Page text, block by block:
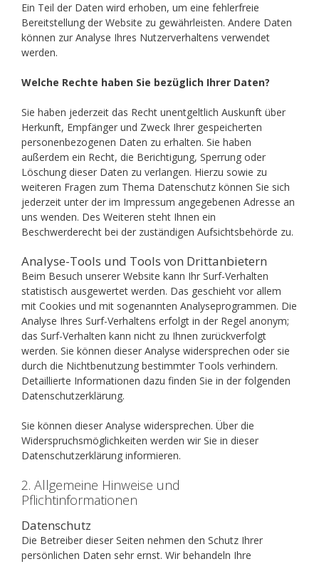
Ein Teil der Daten wird erhoben, um eine fehlerfreie
Bereitstellung der Website zu gewährleisten. Andere Daten
können zur Analyse Ihres Nutzerverhaltens verwendet
werden.
Welche Rechte haben Sie bezüglich Ihrer Daten?
Sie haben jederzeit das Recht unentgeltlich Auskunft über
Herkunft, Empfänger und Zweck Ihrer gespeicherten
personenbezogenen Daten zu erhalten. Sie haben
außerdem ein Recht, die Berichtigung, Sperrung oder
Löschung dieser Daten zu verlangen. Hierzu sowie zu
weiteren Fragen zum Thema Datenschutz können Sie sich
jederzeit unter der im Impressum angegebenen Adresse an
uns wenden. Des Weiteren steht Ihnen ein
Beschwerderecht bei der zuständigen Aufsichtsbehörde zu.
Analyse-Tools und Tools von Drittanbietern
Beim Besuch unserer Website kann Ihr Surf-Verhalten
statistisch ausgewertet werden. Das geschieht vor allem
mit Cookies und mit sogenannten Analyseprogrammen. Die
Analyse Ihres Surf-Verhaltens erfolgt in der Regel anonym;
das Surf-Verhalten kann nicht zu Ihnen zurückverfolgt
werden. Sie können dieser Analyse widersprechen oder sie
durch die Nichtbenutzung bestimmter Tools verhindern.
Detaillierte Informationen dazu finden Sie in der folgenden
Datenschutzerklärung.
Sie können dieser Analyse widersprechen. Über die
Widerspruchsmöglichkeiten werden wir Sie in dieser
Datenschutzerklärung informieren.
2. Allgemeine Hinweise und
Pflichtinformationen
Datenschutz
Die Betreiber dieser Seiten nehmen den Schutz Ihrer
persönlichen Daten sehr ernst. Wir behandeln Ihre